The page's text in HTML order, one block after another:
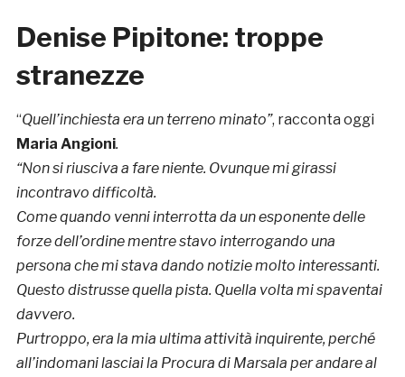
Denise Pipitone: troppe
stranezze
“Quell’inchiesta era un terreno minato”, racconta oggi
Maria Angioni.
“Non si riusciva a fare niente. Ovunque mi girassi
incontravo difficoltà.
Come quando venni interrotta da un esponente delle
forze dell’ordine mentre stavo interrogando una
persona che mi stava dando notizie molto interessanti.
Questo distrusse quella pista. Quella volta mi spaventai
davvero.
Purtroppo, era la mia ultima attività inquirente, perché
all’indomani lasciai la Procura di Marsala per andare al